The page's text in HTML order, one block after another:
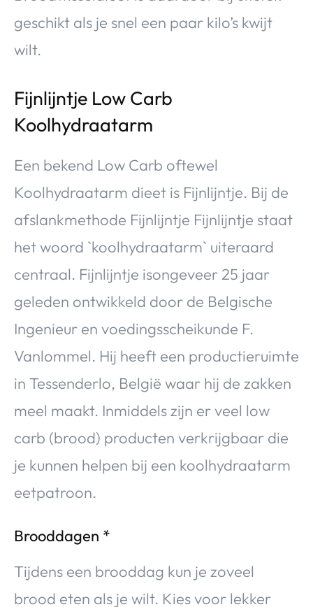
geschikt als je snel een paar kilo’s kwijt
wilt.
Fijnlijntje Low Carb
Koolhydraatarm
Een bekend Low Carb oftewel
Koolhydraatarm dieet is Fijnlijntje. Bij de
afslankmethode Fijnlijntje Fijnlijntje staat
het woord `koolhydraatarm` uiteraard
centraal. Fijnlijntje isongeveer 25 jaar
geleden ontwikkeld door de Belgische
Ingenieur en voedingsscheikunde F.
Vanlommel. Hij heeft een productieruimte
in Tessenderlo, België waar hij de zakken
meel maakt. Inmiddels zijn er veel low
carb (brood) producten verkrijgbaar die
je kunnen helpen bij een koolhydraatarm
eetpatroon.
Brooddagen *
Tijdens een brooddag kun je zoveel
brood eten als je wilt. Kies voor lekker